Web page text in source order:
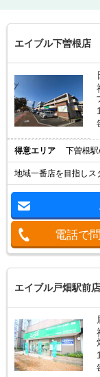
エイブル下曽根店
得意エリア 下曽根
地域一番店を目指しス
電話で
エイブル戸畑駅前店